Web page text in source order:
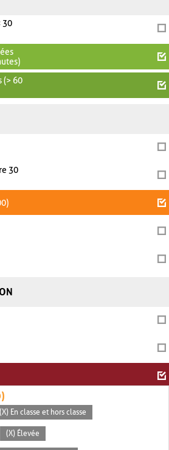
30
(> 60
30
(X) En classe et hors classe
(X) Élevée